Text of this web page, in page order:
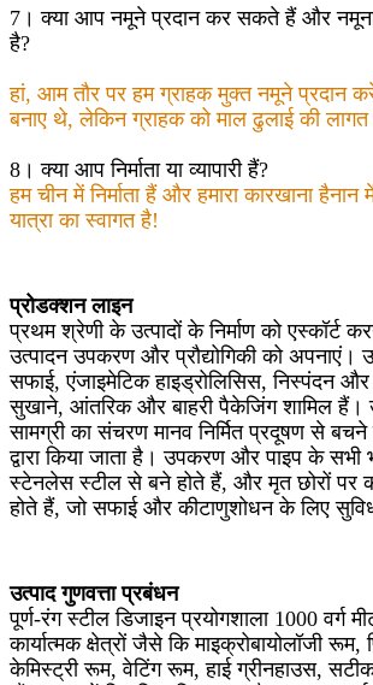
7। क्या आप नमूने प्रदान कर सकते हैं और
है?
हां, आम तौर पर हम ग्राहक मुक्त नमूने प्रदान
बनाए थे, लेकिन ग्राहक को माल ढुलाई की
8। क्या आप निर्माता या व्यापारी हैं?
हम चीन में निर्माता हैं और हमारा कारखाना
यात्रा का स्वागत है!
प्रोडक्शन लाइन
प्रथम श्रेणी के उत्पादों के निर्माण को एस्कॉर्ट
उत्पादन उपकरण और प्रौद्योगिकी को अपनाएं।
सफाई, एंजाइमेटिक हाइड्रोलिसिस, निस्पंदन और
सुखाने, आंतरिक और बाहरी पैकेजिंग शामिल हैं।
सामग्री का संचरण मानव निर्मित प्रदूषण से बचने
द्वारा किया जाता है। उपकरण और पाइप के सभी
स्टेनलेस स्टील से बने होते हैं, और मृत छोरों पर
होते हैं, जो सफाई और कीटाणुशोधन के लिए
उत्पाद गुणवत्ता प्रबंधन
पूर्ण-रंग स्टील डिजाइन प्रयोगशाला 1000 वर्ग
कार्यात्मक क्षेत्रों जैसे कि माइक्रोबायोलॉजी
केमिस्ट्री रूम, वेटिंग रूम, हाई ग्रीनहाउस,